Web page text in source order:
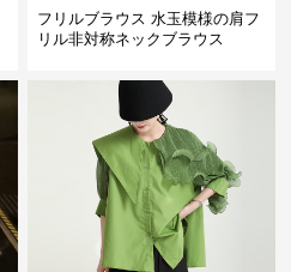
フリルブラウス 水玉模様の肩フ
リル非対称ネックブラウス